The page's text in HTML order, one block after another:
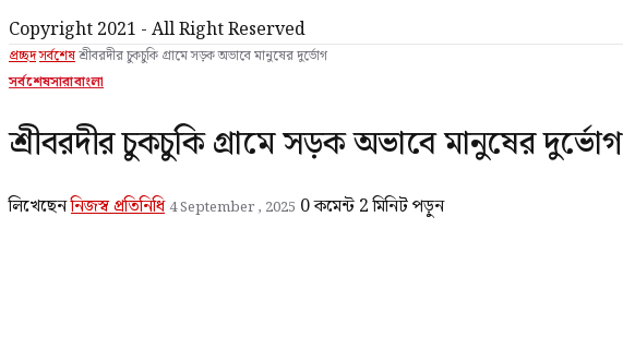
Copyright 2021 - All Right Reserved
প্রচ্ছদসর্বশেষশ্রীবরদীর চুকচুকি গ্রামে সড়ক অভাবে মানুষের দুর্ভোগ
সর্বশেষসারাবাংলা
শ্রীবরদীর চুকচুকি গ্রামে সড়ক অভাবে মানুষের দুর্ভোগ
লিখেছেননিজস্ব প্রতিনিধি 4 September , 2025 0 কমেন্ট 2 মিনিট পড়ুন